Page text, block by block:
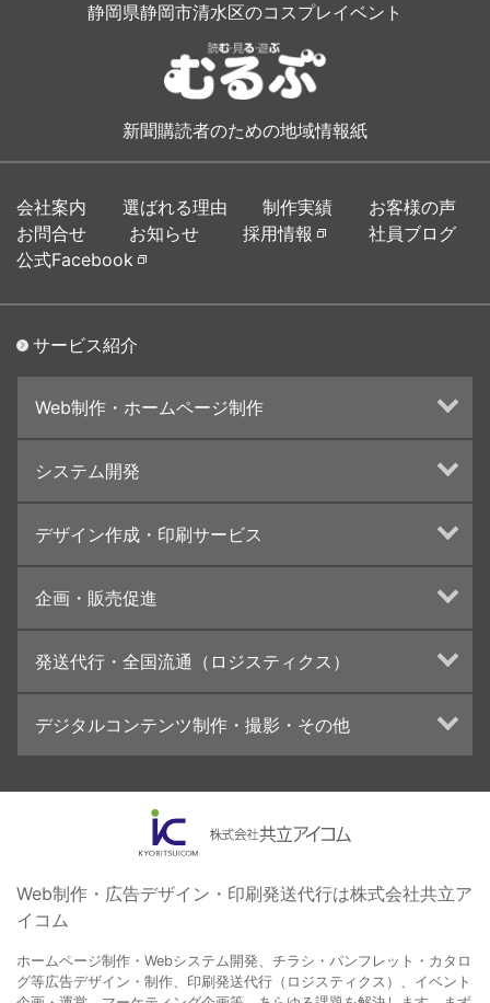
静岡県静岡市清水区のコスプレイベント
新聞購読者のための地域情報紙
会社案内 選ばれる理由 制作実績
お客様の声
お問合せ
お知らせ 採用情報
社員ブログ
公式Facebook
サービス紹介
Web制作・ホームページ制作
ランディングページ制作
インターネット広告代行
UI・UXデザイン設計
システム開発
デザイン作成・印刷サービス
カタログデザインの制作・印刷
学校・会社案内パンフレット制作・印刷
高精細印刷（スブリマ印刷）
社内報
名刺
一般印刷 （オンデマンド・オフセット）
ユニバーサル・コミュニケーション・デザイン
企画・販売促進
ブランディング戦略
コンテンツ制作
採用プロモーション
発送代行・全国流通（ロジスティクス）
デジタルコンテンツ制作・撮影・その他
イラスト・キャラクター制作
ロゴデザイン・CI設計
コピー・ライティング
電子ブック制作
自社メディア
Web制作・広告デザイン・印刷発送代行は株式会社共立ア
イコム
ホームページ制作・Webシステム開発、チラシ・パンフレット・カタロ
グ等広告デザイン・制作、印刷発送代行（ロジスティクス）、イベント